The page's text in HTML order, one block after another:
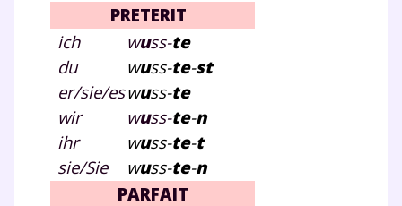
PRETERIT
ich
du
er/sie/es
wir
ihr
sie/Sie
wuss-te
wuss-te-st
wuss-te
wuss-te-n
wuss-te-t
wuss-te-n
PARFAIT